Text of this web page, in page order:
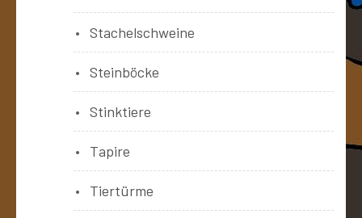
Stachelschweine
Steinböcke
Stinktiere
Tapire
Tiertürme